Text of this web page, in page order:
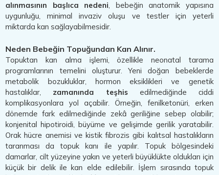
alınmasının başlıca nedeni, bebeğin anatomik yapısına
uygunluğu, minimal invaziv oluşu ve testler için yeterli
miktarda kan sağlayabilmesidir.
Neden Bebeğin Topuğundan Kan Alınır.
Topuktan kan alma işlemi, özellikle neonatal tarama
programlarının temelini oluşturur. Yeni doğan bebeklerde
metabolik bozukluklar, hormon eksiklikleri ve genetik
hastalıklar, zamanında teşhis edilmediğinde ciddi
komplikasyonlara yol açabilir. Örneğin, fenilketonüri, erken
dönemde fark edilmediğinde zekâ geriliğine sebep olabilir;
konjenital hipotiroidi, büyüme ve gelişimde gerilik yaratabilir.
Orak hücre anemisi ve kistik fibrozis gibi kalıtsal hastalıkların
taranması da topuk kanı ile yapılır. Topuk bölgesindeki
damarlar, cilt yüzeyine yakın ve yeterli büyüklükte oldukları için
küçük bir delik ile kan elde edilebilir. İşlem sırasında topuk